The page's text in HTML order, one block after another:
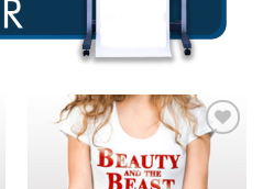
zur
Wunschliste
hinzufügen